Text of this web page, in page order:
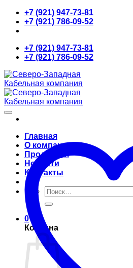
Skip
content
+7 (921) 947-73-81
+7 (921) 786-09-52
+7 (921) 947-73-81
+7 (921) 786-09-52
Главная
О компании
Продукция
Новости
Контакты
Искать:
0
Корзина